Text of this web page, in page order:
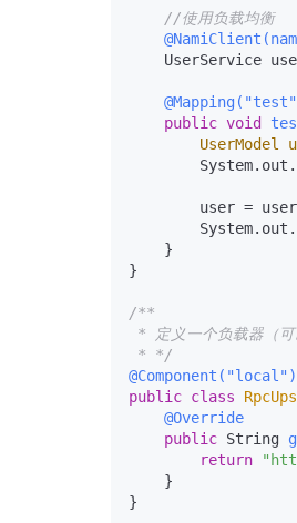
//使用负载均衡
UserService
public void
UserModel
user =
    }
}
/**
* 定义一个负载器（
* */
@Component("local")
public class
@Override
public String
return
    }